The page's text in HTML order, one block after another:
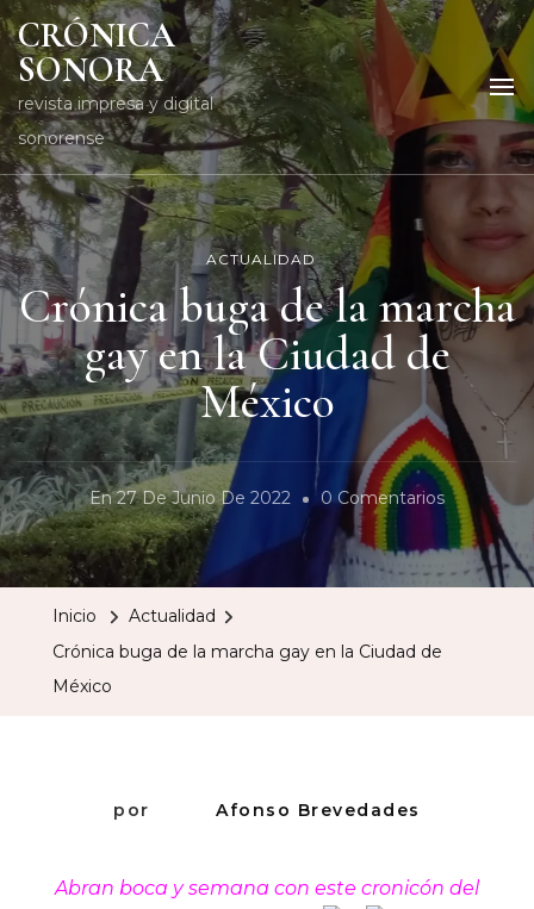
CRÓNICA
SONORA
revista impresa y digital
sonorense
ACTUALIDAD
Crónica buga de la marcha
gay en la Ciudad de
México
En27 De Junio De 2022 0 ComentariosEn
Crónica
Buga
México
Inicio
Actualidad
Crónica buga de la marcha gay en la Ciudad de
México
por Afonso Brevedades
Abran boca y semana con este cronicón del